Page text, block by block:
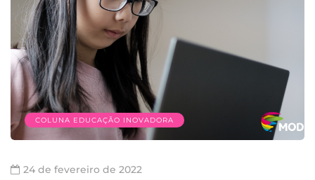
COLUNA EDUCAÇÃO INOVADORA
24 de fevereiro de 2022